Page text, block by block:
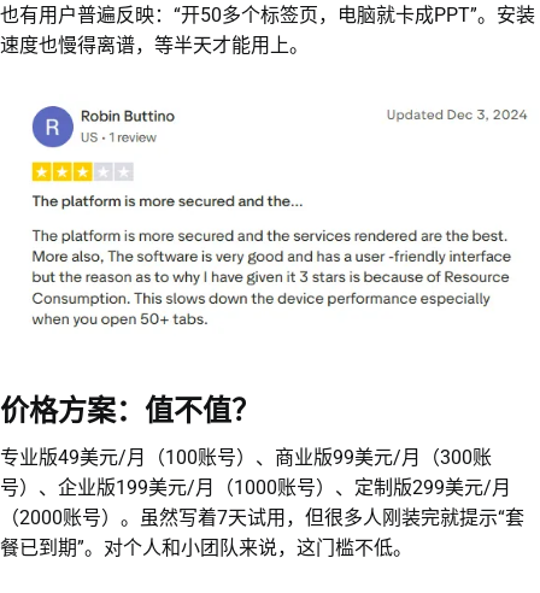
也有用户普遍反映：“开50多个标签页，电脑就卡成PPT”。安装
速度也慢得离谱，等半天才能用上。
价格方案：值不值？
专业版49美元/月（100账号）、商业版99美元/月（300账
号）、企业版199美元/月（1000账号）、定制版299美元/月
（2000账号）。虽然写着7天试用，但很多人刚装完就提示“套
餐已到期”。对个人和小团队来说，这门槛不低。